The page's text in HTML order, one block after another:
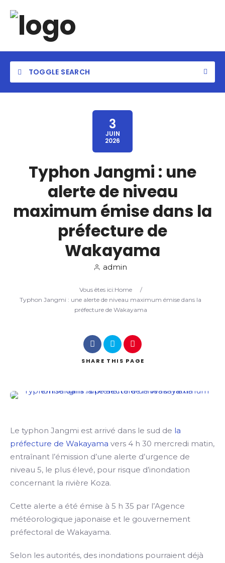
TOGGLE SEARCH
Location
Search
3
JUIN
2026
Typhon Jangmi : une
alerte de niveau
maximum émise dans la
préfecture de
Wakayama
admin
Vous êtes ici:Home
/
Typhon Jangmi : une alerte de niveau maximum émise dans la
préfecture de Wakayama
SHARE THIS PAGE
Le typhon Jangmi est arrivé dans le sud de la
préfecture de Wakayama vers 4 h 30 mercredi matin,
entraînant l’émission d’une alerte d’urgence de
niveau 5, le plus élevé, pour risque d’inondation
concernant la rivière Koza.
Cette alerte a été émise à 5 h 35 par l’Agence
météorologique japonaise et le gouvernement
préfectoral de Wakayama.
Selon les autorités, des inondations pourraient déjà